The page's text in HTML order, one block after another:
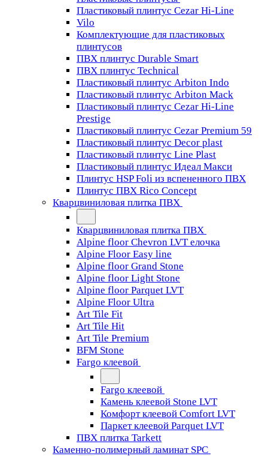
Пластиковый плинтус Cezar Hi-Line
Vilo
Комплектующие для пластиковых
плинтусов
ПВХ плинтус Durable Smart
ПВХ плинтус Technical
Пластиковый плинтус Arbiton Indo
Пластиковый плинтус Arbiton Mack
Пластиковый плинтус Cezar Hi-Line
Prestige
Пластиковый плинтус Cezar Premium 59
Пластиковый плинтус Decor plast
Пластиковый плинтус Line Plast
Пластиковый плинтус Идеал Макси
Плинтус HSP Foli из вспененного ПВХ
Плинтус ПВХ Rico Concept
Кварцвиниловая плитка ПВХ
Кварцвиниловая плитка ПВХ
Alpine floor Chevron LVT елочка
Alpine Floor Easy line
Alpine floor Grand Stone
Alpine floor Light Stone
Alpine floor Parquet LVT
Alpine Floor Ultra
Art Tile Fit
Art Tile Hit
Art Tile Premium
BFM Stone
Fargo клеевой
Fargo клеевой
Камень клеевой Stone LVT
Комфорт клеевой Comfort LVT
Паркет клеевой Parquet LVT
ПВХ плитка Tarkett
Каменно-полимерный ламинат SPC